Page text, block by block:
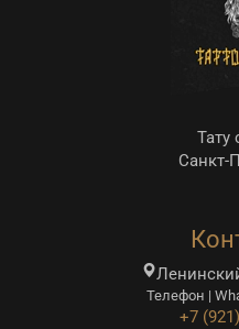
Тату
Санкт-
Телефон |
+7